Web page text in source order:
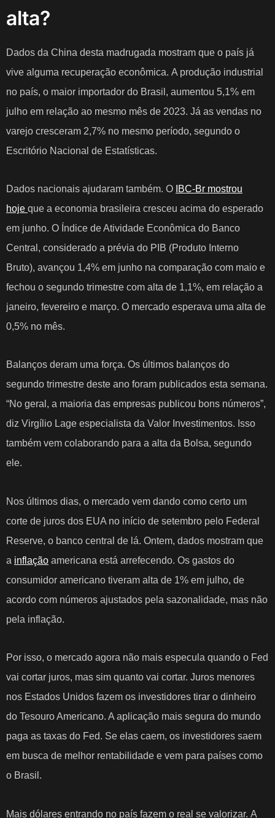
alta?
Dados da China desta madrugada mostram que o país já
vive alguma recuperação econômica. A produção industrial
no país, o maior importador do Brasil, aumentou 5,1% em
julho em relação ao mesmo mês de 2023. Já as vendas no
varejo cresceram 2,7% no mesmo período, segundo o
Escritório Nacional de Estatísticas.
Dados nacionais ajudaram também. O IBC-Br mostrou
hoje que a economia brasileira cresceu acima do esperado
em junho. O Índice de Atividade Econômica do Banco
Central, considerado a prévia do PIB (Produto Interno
Bruto), avançou 1,4% em junho na comparação com maio e
fechou o segundo trimestre com alta de 1,1%, em relação a
janeiro, fevereiro e março. O mercado esperava uma alta de
0,5% no mês.
Balanços deram uma força. Os últimos balanços do
segundo trimestre deste ano foram publicados esta semana.
“No geral, a maioria das empresas publicou bons números”,
diz Virgílio Lage especialista da Valor Investimentos. Isso
também vem colaborando para a alta da Bolsa, segundo
ele.
Nos últimos dias, o mercado vem dando como certo um
corte de juros dos EUA no início de setembro pelo Federal
Reserve, o banco central de lá. Ontem, dados mostram que
a inflação americana está arrefecendo. Os gastos do
consumidor americano tiveram alta de 1% em julho, de
acordo com números ajustados pela sazonalidade, mas não
pela inflação.
Por isso, o mercado agora não mais especula quando o Fed
vai cortar juros, mas sim quanto vai cortar. Juros menores
nos Estados Unidos fazem os investidores tirar o dinheiro
do Tesouro Americano. A aplicação mais segura do mundo
paga as taxas do Fed. Se elas caem, os investidores saem
em busca de melhor rentabilidade e vem para países como
o Brasil.
Mais dólares entrando no país fazem o real se valorizar. A